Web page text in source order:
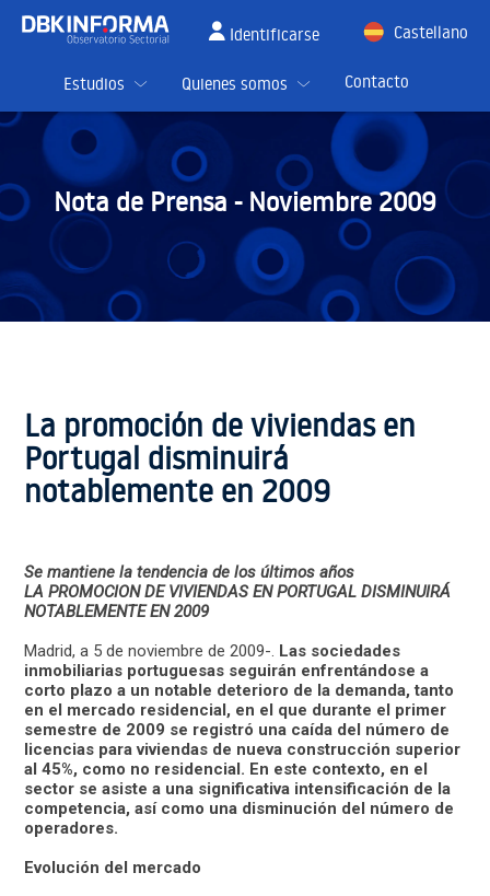
Identificarse
Castellano
Estudios
Quienes somos Contacto
Nota de Prensa - Noviembre 2009
La promoción de viviendas en
Portugal disminuirá
notablemente en 2009
Se mantiene la tendencia de los últimos años
LA PROMOCION DE VIVIENDAS EN PORTUGAL DISMINUIRÁ
NOTABLEMENTE EN 2009
Madrid, a 5 de noviembre de 2009-. Las sociedades
inmobiliarias portuguesas seguirán enfrentándose a
corto plazo a un notable deterioro de la demanda, tanto
en el mercado residencial, en el que durante el primer
semestre de 2009 se registró una caída del número de
licencias para viviendas de nueva construcción superior
al 45%, como no residencial. En este contexto, en el
sector se asiste a una significativa intensificación de la
competencia, así como una disminución del número de
operadores.
Evolución del mercado